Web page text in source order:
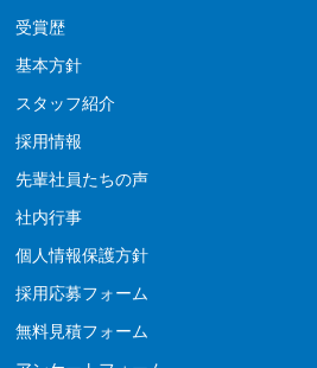
受賞歴
基本方針
スタッフ紹介
採用情報
先輩社員たちの声
社内行事
個人情報保護方針
採用応募フォーム
無料見積フォーム